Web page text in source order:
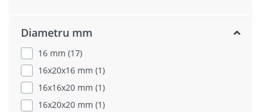
Diametru mm
16 mm (17)
16x20x16 mm (1)
16x16x20 mm (1)
16x20x20 mm (1)